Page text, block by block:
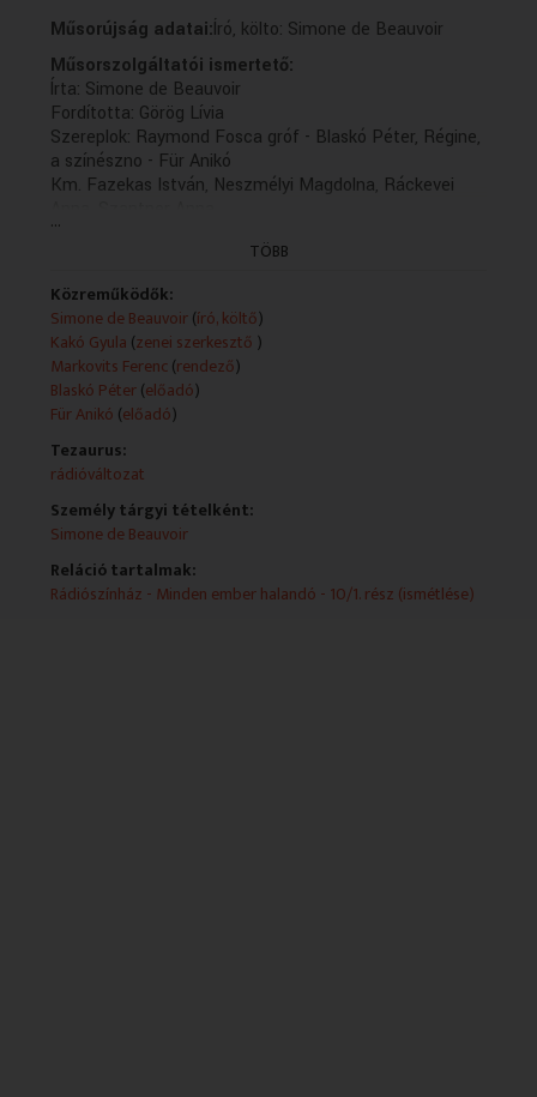
Műsorújság adatai:Író, költo: Simone de Beauvoir
Műsorszolgáltatói ismertető:
Írta: Simone de Beauvoir
Fordította: Görög Lívia
Szereplok: Raymond Fosca gróf - Blaskó Péter, Régine,
a színészno - Für Anikó
Km. Fazekas István, Neszmélyi Magdolna, Ráckevei
A felvételt Cornides Tamás és Váli Mariann készítette
Zenei Szerkeszto: Kakó Gyula
(X/2. rész: holnap, K. 13.04)
...
TÖBB
Közreműködők:
Simone de Beauvoir(író, költő)
Kakó Gyula (zenei szerkesztő )
Markovits Ferenc(rendező)
Blaskó Péter(előadó)
Für Anikó (előadó)
Tezaurus:
rádióváltozat
Személy tárgyi tételként:
Simone de Beauvoir
Reláció tartalmak:
Rádiószínház - Minden ember halandó - 10/1. rész (ismétlése)